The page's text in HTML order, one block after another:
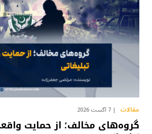
مقالات 7 آگست 2026
گروه‌های مخالف؛ از حمایت